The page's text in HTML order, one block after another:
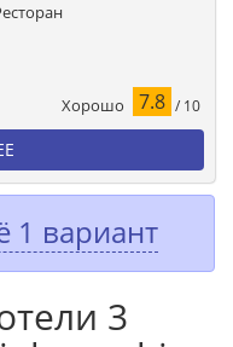
Хорошо 7.8 / 10
1 вариант
3